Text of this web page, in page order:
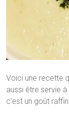
Voici une recette
aussi être servie
c’est un goût